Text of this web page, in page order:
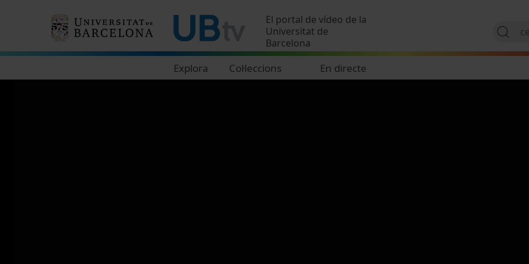
El portal de vídeo de la
Universitat de
Barcelona
Explora Col·leccions En directe